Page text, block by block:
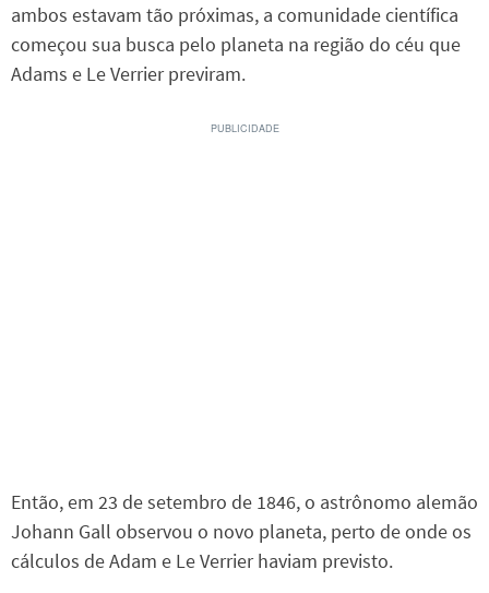
ambos estavam tão próximas, a comunidade científica
começou sua busca pelo planeta na região do céu que
Adams e Le Verrier previram.
Então, em 23 de setembro de 1846, o astrônomo alemão
Johann Gall observou o novo planeta, perto de onde os
cálculos de Adam e Le Verrier haviam previsto.